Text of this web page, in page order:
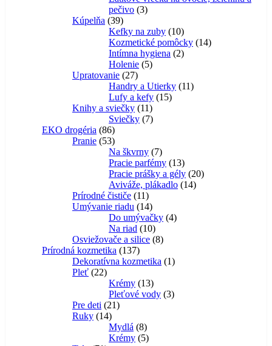
pečivo 33
Kúpelňa 3939
produktov
Kefky na zuby 1010
produktov
Kozmetické pomôcky 1414
Intímna hygiena 22
Holenie 55
Upratovanie 2727
produktov
Handry a Utierky 1111
Lufy a kefy 1515
Knihy a sviečky 1111
produktov
Sviečky 77
EKO drogéria 8686
produktov
Pranie 5353
produktov
Na škvrny 77
produktov
Pracie parfémy 1313
produktov
Pracie prášky a gély 2020
Aviváže, plákadlo 1414
Prírodné čističe 1111
produktov
Umývanie riadu 1414
produktov
Do umývačky 44
Na riad 1010
produktov
Osviežovače a silice 88
Prírodná kozmetika 137137
produktov
Dekoratívna kozmetika 11
Pleť 2222
produktov
Krémy 1313
produktov
Pleťové vody 33
Pre deti 2121
Ruky 1414
produktov
Mydlá 88
produktov
Krémy 55